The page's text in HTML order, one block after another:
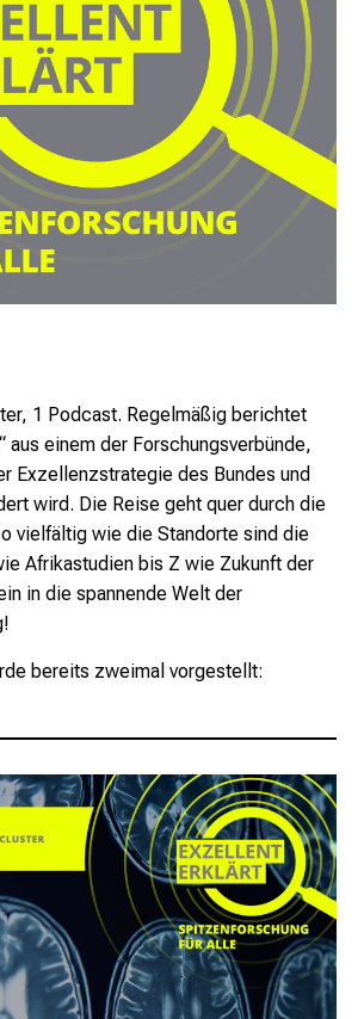
1 Podcast. Regelmäßig berichtet
aus einem der Forschungsverbünde,
Exzellenzstrategie des Bundes und
wird. Die Reise geht quer durch die
vielfältig wie die Standorte sind die
Afrikastudien bis Z wie Zukunft der
in die spannende Welt der
bereits zweimal vorgestellt: